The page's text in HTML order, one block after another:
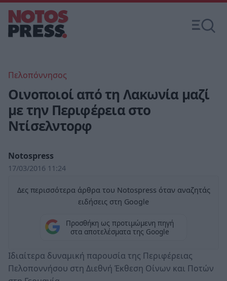
Πελοπόννησος
Οινοποιοί από τη Λακωνία μαζί
με την Περιφέρεια στο
Ντίσελντορφ
Notospress
17/03/2016 11:24
Δες περισσότερα άρθρα του Notospress όταν αναζητάς
ειδήσεις στη Google
Προσθήκη ως προτιμώμενη πηγή
στα αποτελέσματα της Google
Ιδιαίτερα δυναμική παρουσία της Περιφέρειας
Πελοποννήσου στη Διεθνή Έκθεση Οίνων και Ποτών